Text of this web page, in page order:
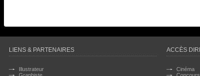
LIENS & PARTENAIRES
Illustrateur
ACCÈS
Cinéma